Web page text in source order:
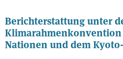
Berichterstattung unter
Nationen und dem